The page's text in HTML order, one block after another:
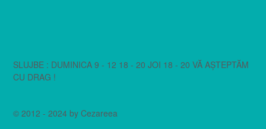
SLUJBE : DUMINICA 9 - 12 18 - 20 JOI 18 - 20 VĂ AȘTEPTĂM
CU DRAG !
© 2012 - 2024 by Cezareea